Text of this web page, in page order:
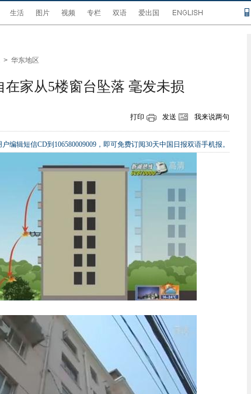
生活 图片 视频 专栏 双语 爱出国
> 华东地区
在家从5楼窗台坠落 毫发未损
打印 发送 我来说两句
编辑短信CD到106580009009，即可免费订阅30天中国日报双语手机报。